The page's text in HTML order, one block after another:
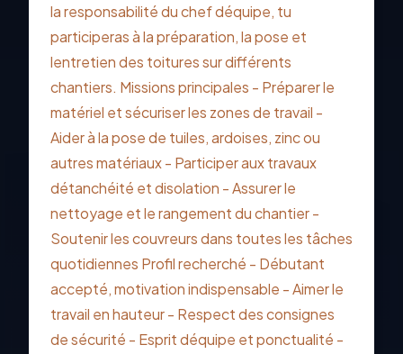
la responsabilité du chef déquipe, tu
participeras à la préparation, la pose et
lentretien des toitures sur différents
chantiers. Missions principales - Préparer le
matériel et sécuriser les zones de travail -
Aider à la pose de tuiles, ardoises, zinc ou
autres matériaux - Participer aux travaux
détanchéité et disolation - Assurer le
nettoyage et le rangement du chantier -
Soutenir les couvreurs dans toutes les tâches
quotidiennes Profil recherché - Débutant
accepté, motivation indispensable - Aimer le
travail en hauteur - Respect des consignes
de sécurité - Esprit déquipe et ponctualité -